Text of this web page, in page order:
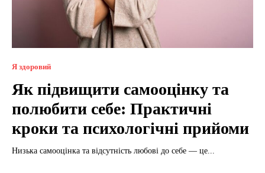
Я здоровий
Як підвищити самооцінку та
полюбити себе: Практичні
кроки та психологічні прийоми
Низька самооцінка та відсутність любові до себе — це...